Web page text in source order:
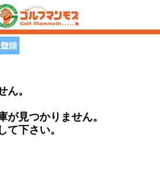
ん。
が見つかりません。
て下さい。